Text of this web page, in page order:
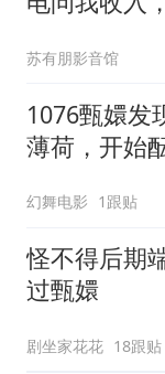
苏有朋影音馆
1076甄嬛发
薄荷，开始
幻舞电影 1跟贴
怪不得后期
过甄嬛
剧坐家花花 18跟贴